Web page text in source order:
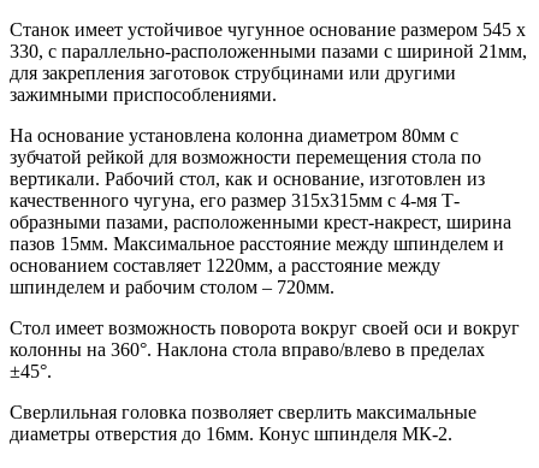
Станок имеет устойчивое чугунное основание размером 545 x
330, с параллельно-расположенными пазами с шириной 21мм,
для закрепления заготовок струбцинами или другими
зажимными приспособлениями.
На основание установлена колонна диаметром 80мм с
зубчатой рейкой для возможности перемещения стола по
вертикали. Рабочий стол, как и основание, изготовлен из
качественного чугуна, его размер 315х315мм с 4-мя Т-
образными пазами, расположенными крест-накрест, ширина
пазов 15мм. Максимальное расстояние между шпинделем и
основанием составляет 1220мм, а расстояние между
шпинделем и рабочим столом – 720мм.
Стол имеет возможность поворота вокруг своей оси и вокруг
колонны на 360°. Наклона стола вправо/влево в пределах
±45°.
Сверлильная головка позволяет сверлить максимальные
диаметры отверстия до 16мм. Конус шпинделя МК-2.